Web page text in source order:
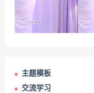
主题模板
交流学习